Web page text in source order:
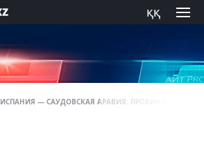
ққ
ИСПАНИЯ — САУДОВСКАЯ АРАВИЯ: ПРОВИНИВШИЙСЯ